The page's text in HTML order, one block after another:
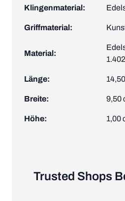
Klingenmaterial:
Griffmaterial:
Material:
Länge:
Breite: 9,50
Höhe: 1,00
Trusted Shops